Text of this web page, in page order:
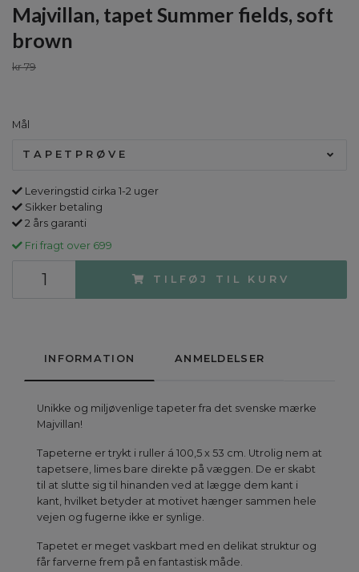
Majvillan, tapet Summer fields, soft
brown
kr 79
Mål
TAPETPRØVE
Leveringstid cirka 1-2 uger
Sikker betaling
2 års garanti
Fri fragt over 699
TILFØJ TIL KURV
INFORMATION ANMELDELSER
Unikke og miljøvenlige tapeter fra det svenske mærke
Majvillan!
Tapeterne er trykt i ruller á 100,5 x 53 cm. Utrolig nem at
tapetsere, limes bare direkte på væggen. De er skabt
til at slutte sig til hinanden ved at lægge dem kant i
kant, hvilket betyder at motivet hænger sammen hele
vejen og fugerne ikke er synlige.
Tapetet er meget vaskbart med en delikat struktur og
får farverne frem på en fantastisk måde.